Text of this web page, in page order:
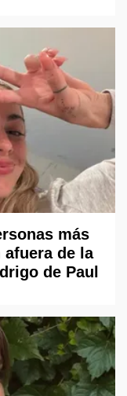
más
de la
de Paul